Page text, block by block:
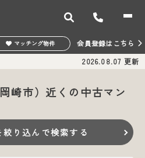
マッチング物件 会員登録はこちら
2026.08.07 更新
崎市）近くの中古マン
り込んで検索する